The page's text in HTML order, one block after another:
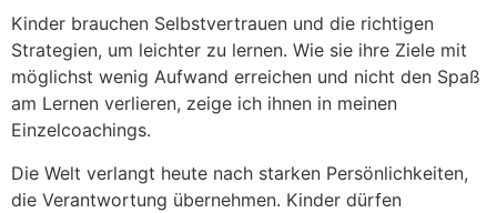
Kinder brauchen Selbstvertrauen und die richtigen
Strategien, um leichter zu lernen. Wie sie ihre Ziele mit
möglichst wenig Aufwand erreichen und nicht den Spaß
am Lernen verlieren, zeige ich ihnen in meinen
Einzelcoachings.
Die Welt verlangt heute nach starken Persönlichkeiten,
die Verantwortung übernehmen. Kinder dürfen